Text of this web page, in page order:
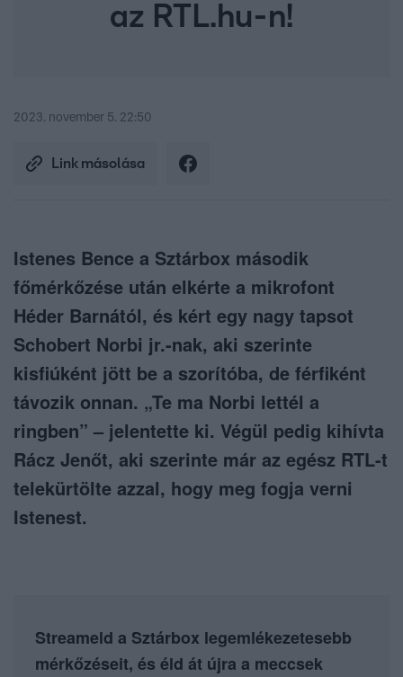
az RTL.hu-n!
2023. november 5. 22:50
Link másolása
Istenes Bence a Sztárbox második
főmérkőzése után elkérte a mikrofont
Héder Barnától, és kért egy nagy tapsot
Schobert Norbi jr.-nak, aki szerinte
kisfiúként jött be a szorítóba, de férfiként
távozik onnan. „Te ma Norbi lettél a
ringben” – jelentette ki. Végül pedig kihívta
Rácz Jenőt, aki szerinte már az egész RTL-t
telekürtölte azzal, hogy meg fogja verni
Istenest.
Streameld a Sztárbox legemlékezetesebb
mérkőzéseit, és éld át újra a meccsek